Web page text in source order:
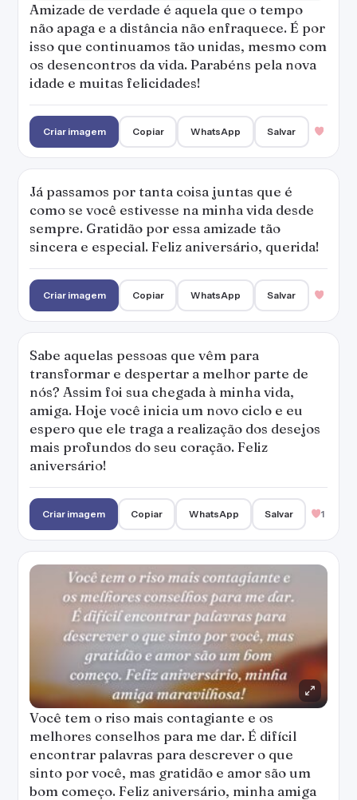
Amizade de verdade é aquela que o tempo
não apaga e a distância não enfraquece. É por
isso que continuamos tão unidas, mesmo com
os desencontros da vida. Parabéns pela nova
idade e muitas felicidades!
Criar imagem Copiar WhatsApp Salvar
Já passamos por tanta coisa juntas que é
como se você estivesse na minha vida desde
sempre. Gratidão por essa amizade tão
sincera e especial. Feliz aniversário, querida!
Criar imagem Copiar WhatsApp Salvar
Sabe aquelas pessoas que vêm para
transformar e despertar a melhor parte de
nós? Assim foi sua chegada à minha vida,
amiga. Hoje você inicia um novo ciclo e eu
espero que ele traga a realização dos desejos
mais profundos do seu coração. Feliz
aniversário!
Criar imagem Copiar WhatsApp Salvar 1
Você tem o riso mais contagiante e os
melhores conselhos para me dar. É difícil
encontrar palavras para descrever o que
sinto por você, mas gratidão e amor são um
bom começo. Feliz aniversário, minha amiga